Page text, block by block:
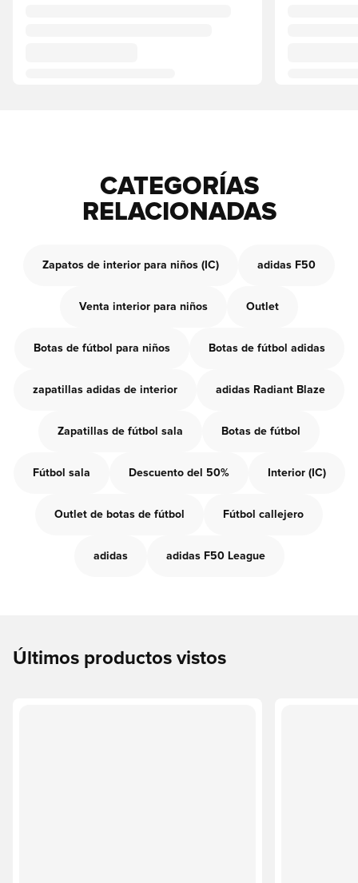
CATEGORÍAS
RELACIONADAS
Zapatos de interior para niños (IC) adidas F50
Venta interior para niños Outlet
Botas de fútbol para niños Botas de fútbol adidas
zapatillas adidas de interior adidas Radiant Blaze
Zapatillas de fútbol sala Botas de fútbol
Fútbol sala Descuento del 50% Interior (IC)
Outlet de botas de fútbol Fútbol callejero
adidas adidas F50 League
Últimos productos vistos